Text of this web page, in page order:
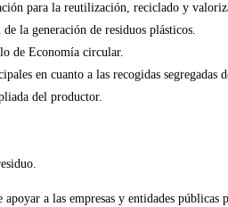
para la reutilización, reciclado y
la generación de residuos plásticos.
de Economía circular.
en cuanto a las recogidas
del productor.
a las empresas y entidades